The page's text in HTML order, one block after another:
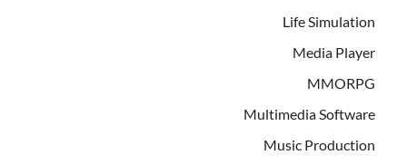
Life Simulation
Media Player
MMORPG
Multimedia Software
Music Production